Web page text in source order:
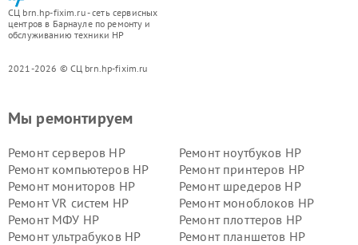
СЦ brn.hp-fixim.ru - сеть сервисных
центров в Барнауле по ремонту и
обслуживанию техники HP
2021-2026 © СЦ brn.hp-fixim.ru
Мы ремонтируем
Ремонт серверов HP
Ремонт ноутбуков HP
Ремонт компьютеров HP
Ремонт принтеров HP
Ремонт мониторов HP
Ремонт шредеров HP
Ремонт VR систем HP
Ремонт моноблоков HP
Ремонт МФУ HP
Ремонт плоттеров HP
Ремонт ультрабуков HP
Ремонт планшетов HP